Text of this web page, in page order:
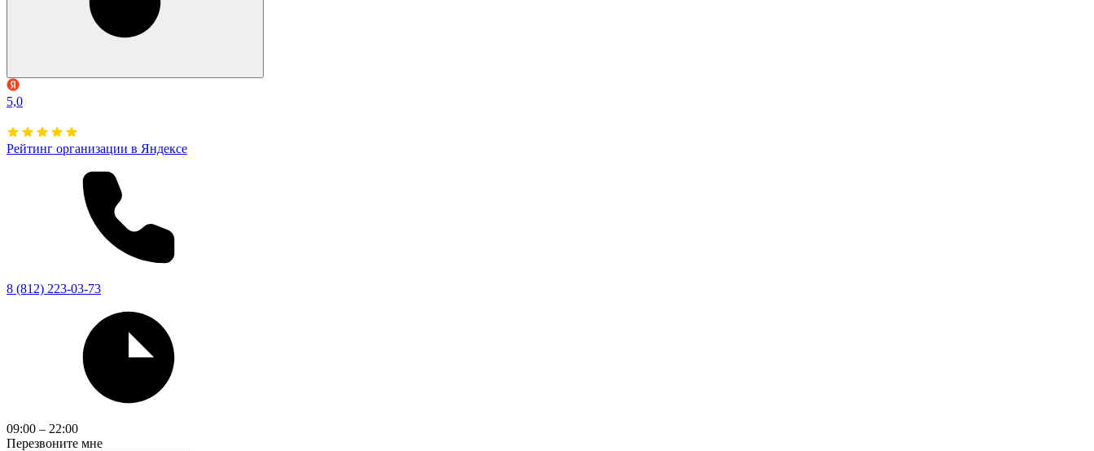
5,0
Рейтинг организации в Яндексе
8 (812) 223-03-73
09:00 – 22:00
Перезвоните мне